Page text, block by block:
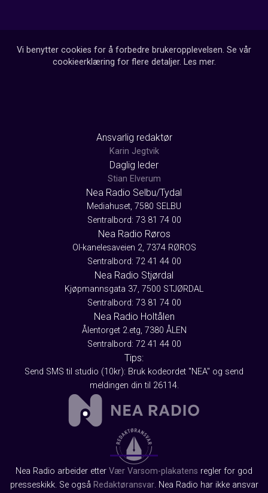
Vi benytter cookies for å forbedre brukeropplevelsen. Se vår
cookieerklæring for flere detaljer. Les mer.
Ansvarlig redaktør
Karin Jegtvik
Daglig leder
Stian Elverum
Nea Radio Selbu/Tydal
Mediahuset, 7580 SELBU
Sentralbord: 73 81 74 00
Nea Radio Røros
Ol-kanelesaveien 2, 7374 RØROS
Sentralbord: 72 41 44 00
Nea Radio Stjørdal
Kjøpmannsgata 37, 7500 STJØRDAL
Sentralbord: 73 81 74 00
Nea Radio Holtålen
Ålentorget 2.etg, 7380 ÅLEN
Sentralbord: 72 41 44 00
Tips:
Send SMS til studio (10kr): Bruk kodeordet "NEA" og send
meldingen din til 26114.
Nea Radio arbeider etter Vær Varsom-plakatens regler for god
presseskikk. Se også Redaktøransvar. Nea Radio har ikke ansvar